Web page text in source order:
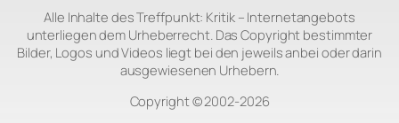
Alle Inhalte des Treffpunkt: Kritik – Internetangebots
unterliegen dem Urheberrecht. Das Copyright bestimmter
Bilder, Logos und Videos liegt bei den jeweils anbei oder darin
ausgewiesenen Urhebern.
Copyright © 2002‑2026